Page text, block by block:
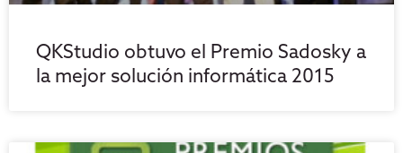
QKStudio obtuvo el Premio Sadosky a
la mejor solución informática 2015